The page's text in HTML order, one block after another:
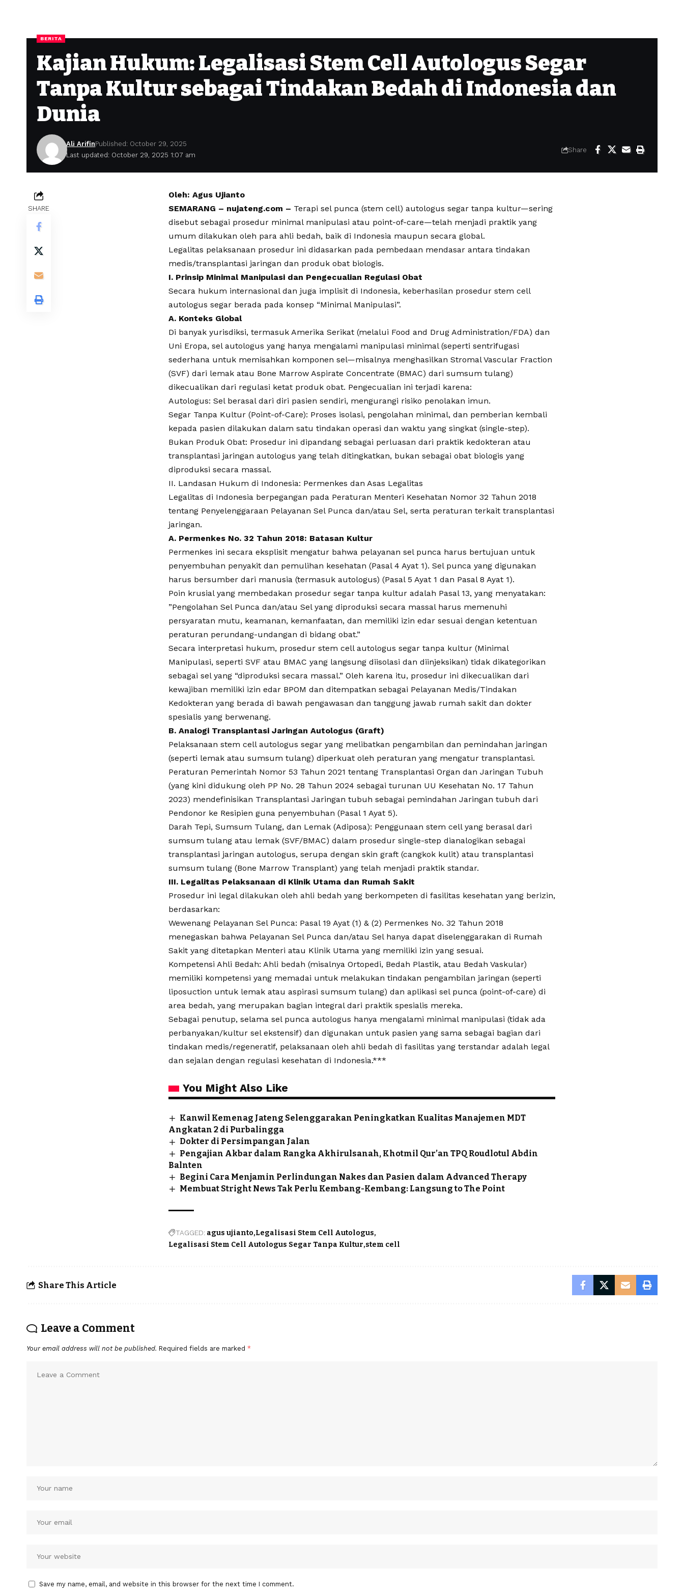
BERITA
Kajian Hukum: Legalisasi Stem Cell Autologus Segar
Tanpa Kultur sebagai Tindakan Bedah di Indonesia dan
Dunia
Last updated: October 29, 2025 1:07 am
Ali ArifinPublished: October 29, 2025
Share
SHARE
Oleh: Agus Ujianto
SEMARANG – nujateng.com – ​Terapi sel punca (stem cell) autologus segar tanpa kultur—sering
disebut sebagai prosedur minimal manipulasi atau point-of-care—telah menjadi praktik yang
umum dilakukan oleh para ahli bedah, baik di Indonesia maupun secara global.
Legalitas pelaksanaan prosedur ini didasarkan pada pembedaan mendasar antara tindakan
medis/transplantasi jaringan dan produk obat biologis.
​I. Prinsip Minimal Manipulasi dan Pengecualian Regulasi Obat
​Secara hukum internasional dan juga implisit di Indonesia, keberhasilan prosedur stem cell
autologus segar berada pada konsep “Minimal Manipulasi”.
​A. Konteks Global
​Di banyak yurisdiksi, termasuk Amerika Serikat (melalui Food and Drug Administration/FDA) dan
Uni Eropa, sel autologus yang hanya mengalami manipulasi minimal (seperti sentrifugasi
sederhana untuk memisahkan komponen sel—misalnya menghasilkan Stromal Vascular Fraction
(SVF) dari lemak atau Bone Marrow Aspirate Concentrate (BMAC) dari sumsum tulang)
dikecualikan dari regulasi ketat produk obat. Pengecualian ini terjadi karena:
​Autologus: Sel berasal dari diri pasien sendiri, mengurangi risiko penolakan imun.
​Segar Tanpa Kultur (Point-of-Care): Proses isolasi, pengolahan minimal, dan pemberian kembali
kepada pasien dilakukan dalam satu tindakan operasi dan waktu yang singkat (single-step).
​Bukan Produk Obat: Prosedur ini dipandang sebagai perluasan dari praktik kedokteran atau
transplantasi jaringan autologus yang telah ditingkatkan, bukan sebagai obat biologis yang
diproduksi secara massal.
​II. Landasan Hukum di Indonesia: Permenkes dan Asas Legalitas
​Legalitas di Indonesia berpegangan pada Peraturan Menteri Kesehatan Nomor 32 Tahun 2018
tentang Penyelenggaraan Pelayanan Sel Punca dan/atau Sel, serta peraturan terkait transplantasi
jaringan.
​A. Permenkes No. 32 Tahun 2018: Batasan Kultur
​Permenkes ini secara eksplisit mengatur bahwa pelayanan sel punca harus bertujuan untuk
penyembuhan penyakit dan pemulihan kesehatan (Pasal 4 Ayat 1). Sel punca yang digunakan
harus bersumber dari manusia (termasuk autologus) (Pasal 5 Ayat 1 dan Pasal 8 Ayat 1).
​Poin krusial yang membedakan prosedur segar tanpa kultur adalah Pasal 13, yang menyatakan:
​”Pengolahan Sel Punca dan/atau Sel yang diproduksi secara massal harus memenuhi
persyaratan mutu, keamanan, kemanfaatan, dan memiliki izin edar sesuai dengan ketentuan
peraturan perundang-undangan di bidang obat.”
​Secara interpretasi hukum, prosedur stem cell autologus segar tanpa kultur (Minimal
Manipulasi, seperti SVF atau BMAC yang langsung diisolasi dan diinjeksikan) tidak dikategorikan
sebagai sel yang “diproduksi secara massal.” Oleh karena itu, prosedur ini dikecualikan dari
kewajiban memiliki izin edar BPOM dan ditempatkan sebagai Pelayanan Medis/Tindakan
Kedokteran yang berada di bawah pengawasan dan tanggung jawab rumah sakit dan dokter
spesialis yang berwenang.
​B. Analogi Transplantasi Jaringan Autologus (Graft)
​Pelaksanaan stem cell autologus segar yang melibatkan pengambilan dan pemindahan jaringan
(seperti lemak atau sumsum tulang) diperkuat oleh peraturan yang mengatur transplantasi.
​Peraturan Pemerintah Nomor 53 Tahun 2021 tentang Transplantasi Organ dan Jaringan Tubuh
(yang kini didukung oleh PP No. 28 Tahun 2024 sebagai turunan UU Kesehatan No. 17 Tahun
2023) mendefinisikan Transplantasi Jaringan tubuh sebagai pemindahan Jaringan tubuh dari
Pendonor ke Resipien guna penyembuhan (Pasal 1 Ayat 5).
​Darah Tepi, Sumsum Tulang, dan Lemak (Adiposa): Penggunaan stem cell yang berasal dari
sumsum tulang atau lemak (SVF/BMAC) dalam prosedur single-step dianalogikan sebagai
transplantasi jaringan autologus, serupa dengan skin graft (cangkok kulit) atau transplantasi
sumsum tulang (Bone Marrow Transplant) yang telah menjadi praktik standar.
​III. Legalitas Pelaksanaan di Klinik Utama dan Rumah Sakit
​Prosedur ini legal dilakukan oleh ahli bedah yang berkompeten di fasilitas kesehatan yang berizin,
berdasarkan:
​Wewenang Pelayanan Sel Punca: Pasal 19 Ayat (1) & (2) Permenkes No. 32 Tahun 2018
menegaskan bahwa Pelayanan Sel Punca dan/atau Sel hanya dapat diselenggarakan di Rumah
Sakit yang ditetapkan Menteri atau Klinik Utama yang memiliki izin yang sesuai.
​Kompetensi Ahli Bedah: Ahli bedah (misalnya Ortopedi, Bedah Plastik, atau Bedah Vaskular)
memiliki kompetensi yang memadai untuk melakukan tindakan pengambilan jaringan (seperti
liposuction untuk lemak atau aspirasi sumsum tulang) dan aplikasi sel punca (point-of-care) di
area bedah, yang merupakan bagian integral dari praktik spesialis mereka.
​Sebagai penutup, selama sel punca autologus hanya mengalami minimal manipulasi (tidak ada
perbanyakan/kultur sel ekstensif) dan digunakan untuk pasien yang sama sebagai bagian dari
tindakan medis/regeneratif, pelaksanaan oleh ahli bedah di fasilitas yang terstandar adalah legal
dan sejalan dengan regulasi kesehatan di Indonesia.***
You Might Also Like
Kanwil Kemenag Jateng Selenggarakan Peningkatkan Kualitas Manajemen MDT
Angkatan 2 di Purbalingga
Dokter di Persimpangan Jalan
Pengajian Akbar dalam Rangka Akhirulsanah, Khotmil Qur’an TPQ Roudlotul Abdin
Balnten
Begini Cara Menjamin Perlindungan Nakes dan Pasien dalam Advanced Therapy
Membuat Stright News Tak Perlu Kembang-Kembang: Langsung to The Point
TAGGED: agus ujianto Legalisasi Stem Cell Autologus
Legalisasi Stem Cell Autologus Segar Tanpa Kultur stem cell
Share This Article
Leave a Comment
Your email address will not be published. Required fields are marked *
Save my name, email, and website in this browser for the next time I comment.